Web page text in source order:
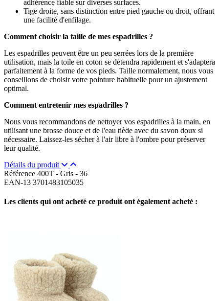
adhérence fiable sur diverses surfaces.
Tige droite, sans distinction entre pied gauche ou droit, offrant
une facilité d'enfilage.
Comment choisir la taille de mes espadrilles ?
Les espadrilles peuvent être un peu serrées lors de la première
utilisation, mais la toile en coton se détendra rapidement et s'adaptera
parfaitement à la forme de vos pieds. Taille normalement, nous vous
conseillons de choisir votre pointure habituelle pour un ajustement
optimal.
Comment entretenir mes espadrilles ?
Nous vous recommandons de nettoyer vos espadrilles à la main, en
utilisant une brosse douce et de l'eau tiède avec du savon doux si
nécessaire. Laissez-les sécher à l'air libre à l'ombre pour préserver
leur qualité.
Détails du produit
Référence 400T - Gris - 36
EAN-13 3701483105035
Les clients qui ont acheté ce produit ont également acheté :